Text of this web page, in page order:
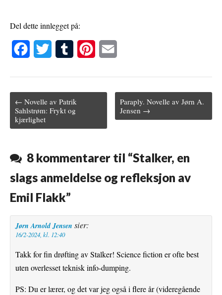
Del dette innlegget på:
e
b
o
k
t
r
b
e
s
l
Post navigation
← Novelle av Patrik
Sahlstrøm: Frykt og
kjærlighet
Paraply. Novelle av Jørn A.
Jensen →
8 kommentarer til “Stalker, en
slags anmeldelse og refleksjon av
Emil Flakk”
Jørn Arnold Jensen sier:
16/2-2024, kl. 12:40
Takk for fin drøfting av Stalker! Science fiction er ofte best
uten overlesset teknisk info-dumping.
PS: Du er lærer, og det var jeg også i flere år (videregående